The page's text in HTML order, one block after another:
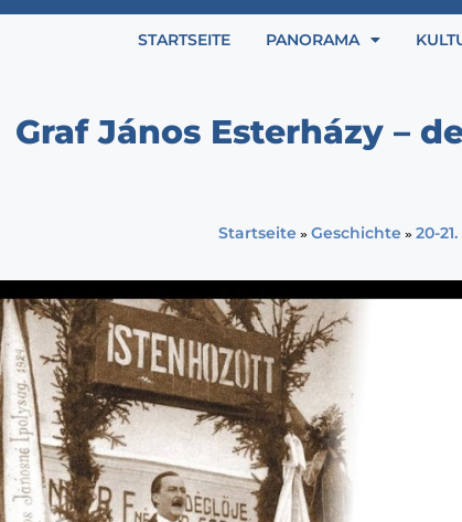
STARTSEITE PANORAMA
Graf János Esterházy –
Startseite » Geschichte » 20-